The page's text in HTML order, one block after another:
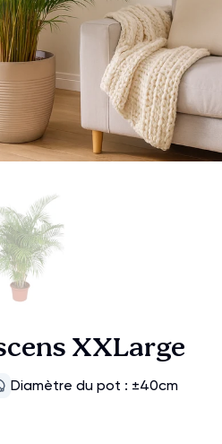
XXLarge
Diamètre du pot : ±40cm